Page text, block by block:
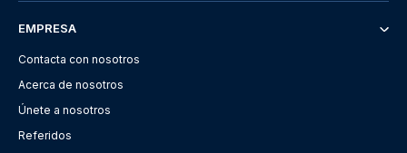
EMPRESA
Contacta con nosotros
Acerca de nosotros
Únete a nosotros
Referidos